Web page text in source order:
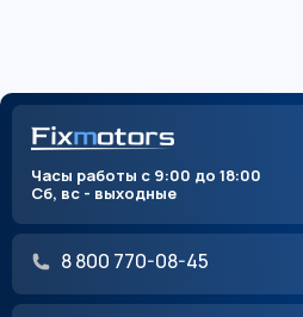
Часы работы с 9:00 до 18:00
Сб, вс - выходные
8 800 770-08-45